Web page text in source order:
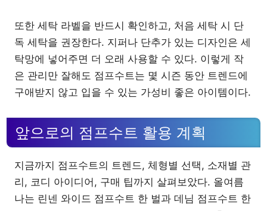
또한 세탁 라벨을 반드시 확인하고, 처음 세탁 시 단
독 세탁을 권장한다. 지퍼나 단추가 있는 디자인은 세
탁망에 넣어주면 더 오래 사용할 수 있다. 이렇게 작
은 관리만 잘해도 점프수트는 몇 시즌 동안 트렌드에
구애받지 않고 입을 수 있는 가성비 좋은 아이템이다.
앞으로의 점프수트 활용 계획
지금까지 점프수트의 트렌드, 체형별 선택, 소재별 관
리, 코디 아이디어, 구매 팁까지 살펴보았다. 올여름
나는 린넨 와이드 점프수트 한 벌과 데님 점프수트 한